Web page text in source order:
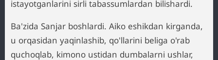
istayotganlarini sirli tabassumlardan bilishardi.
Ba'zida Sanjar boshlardi. Aiko eshikdan kirganda,
u orqasidan yaqinlashib, qo'llarini beliga o'rab
quchoqlab, kimono ustidan dumbalarni ushlar,